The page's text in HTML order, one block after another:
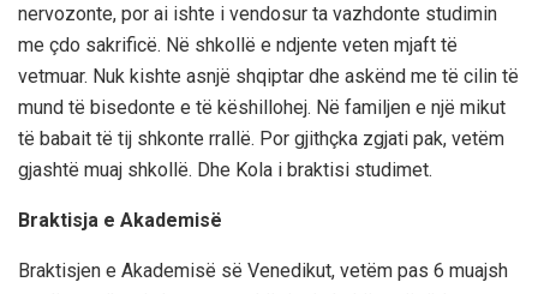
nervozonte, por ai ishte i vendosur ta vazhdonte studimin
me çdo sakrificë. Në shkollë e ndjente veten mjaft të
vetmuar. Nuk kishte asnjë shqiptar dhe askënd me të cilin të
mund të bisedonte e të këshillohej. Në familjen e një mikut
të babait të tij shkonte rrallë. Por gjithçka zgjati pak, vetëm
gjashtë muaj shkollë. Dhe Kola i braktisi studimet.
Braktisja e Akademisë
Braktisjen e Akademisë së Venedikut, vetëm pas 6 muajsh